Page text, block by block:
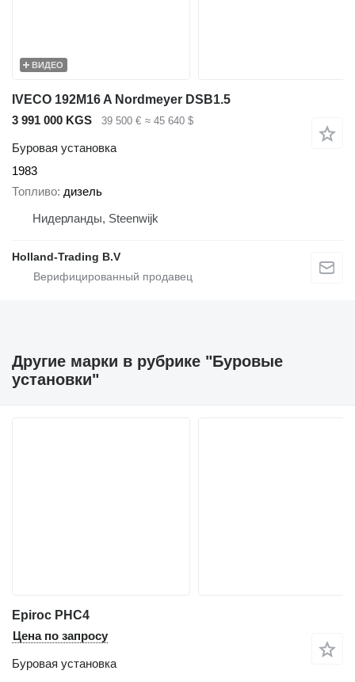
ВИДЕО
IVECO 192M16 A Nordmeyer DSB1.5
3 991 000 KGS
39 500 € ≈ 45 640 $
Буровая установка
1983
Топливо дизель
Нидерланды, Steenwijk
Holland-Trading B.V
Другие марки в рубрике "Буровые
установки"
Epiroc PHC4
Цена по запросу
Буровая установка